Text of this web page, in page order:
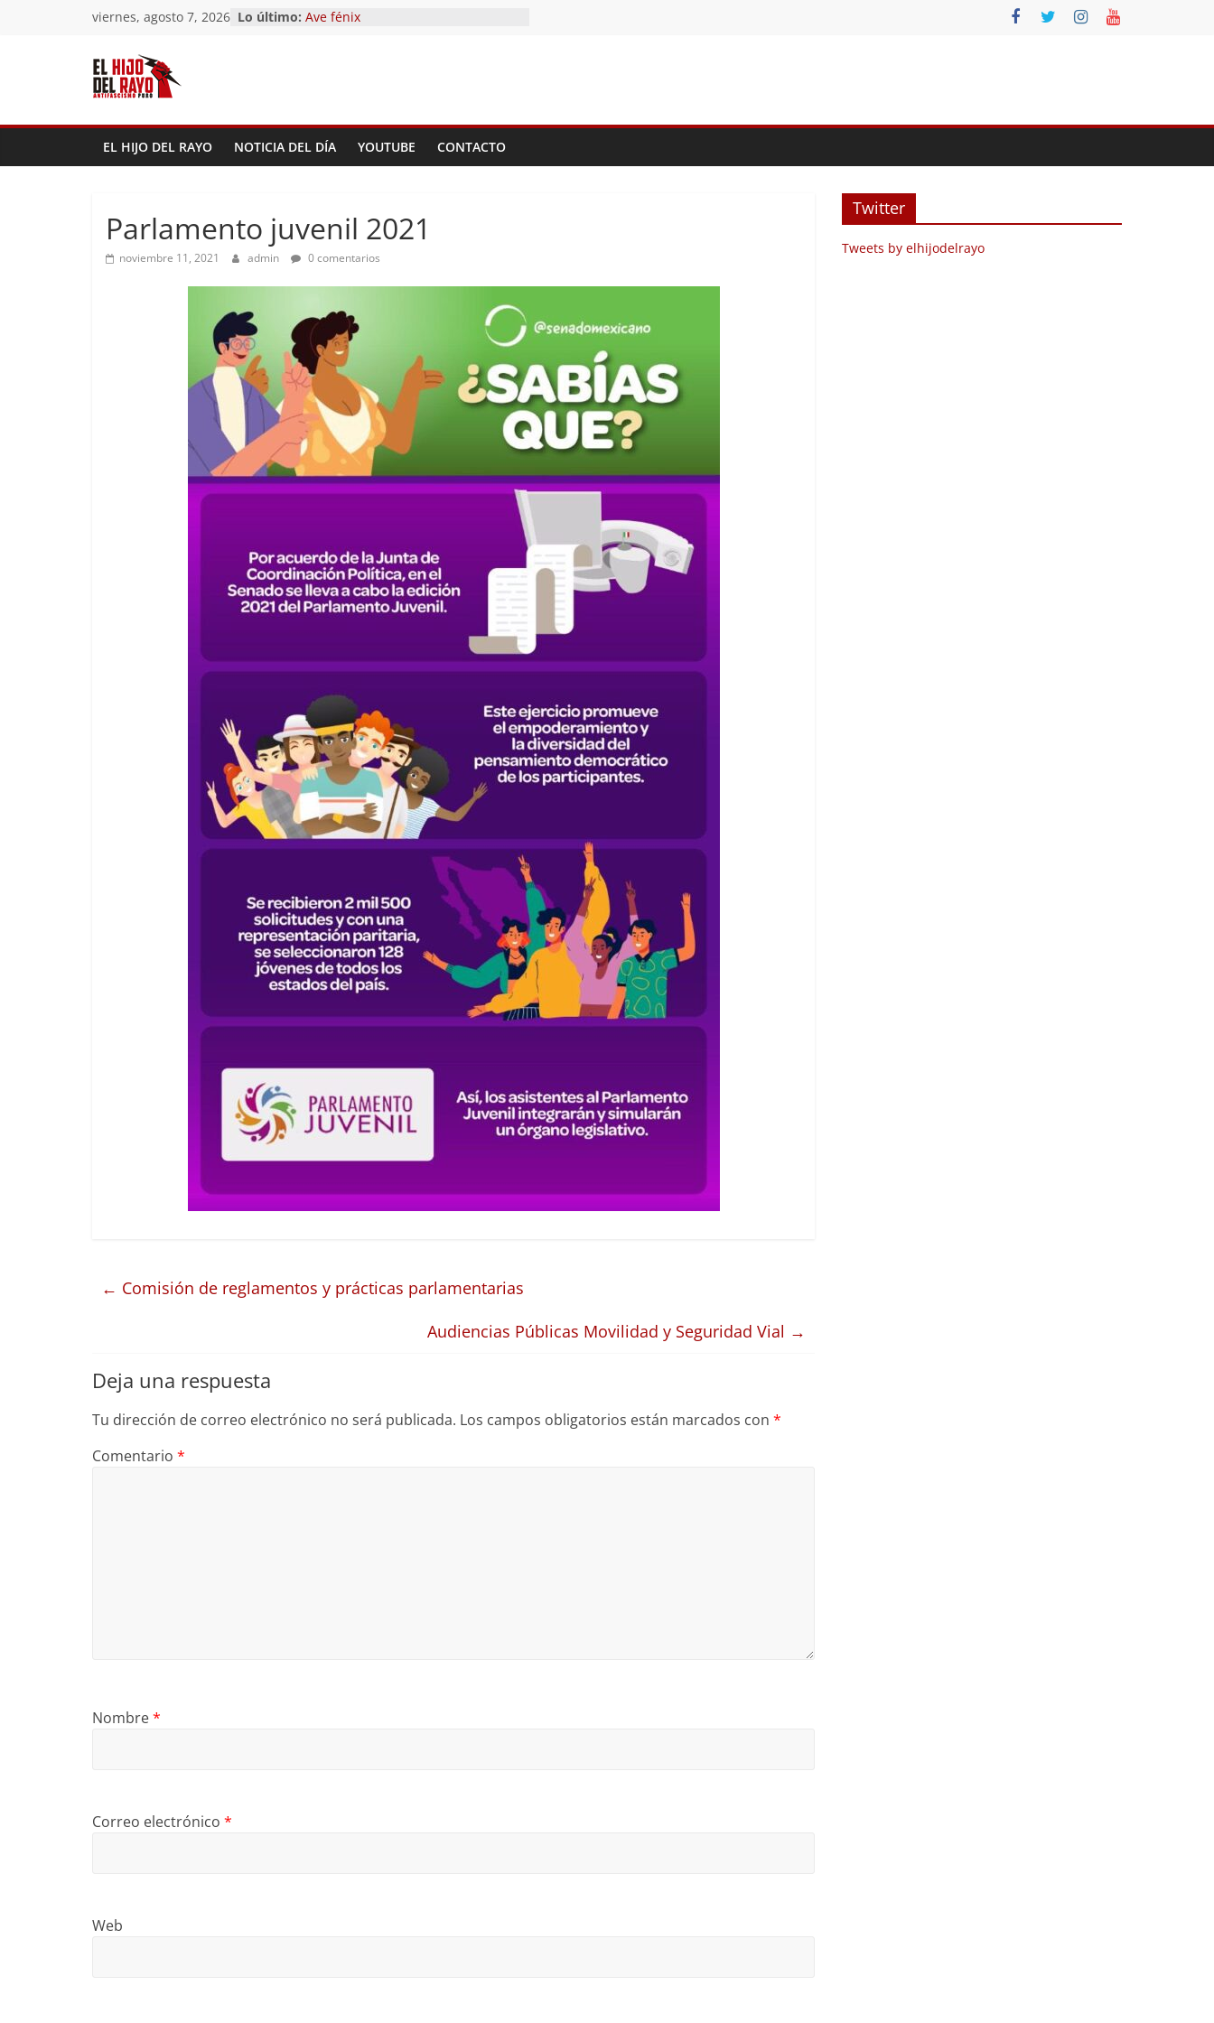
viernes, agosto 7, 2026 Lo último: Pandemonium)
EL HIJO DEL RAYO NOTICIA DEL DÍA YOUTUBE CONTACTO
Parlamento juvenil 2021
noviembre 11, 2021 admin 0 comentarios
← Comisión de reglamentos y prácticas parlamentarias
Audiencias Públicas Movilidad y Seguridad Vial →
Deja una respuesta
Tu dirección de correo electrónico no será publicada. Los campos obligatorios están marcados con *
Comentario *
Nombre*
Correo electrónico *
Web
Twitter
Tweets by elhijodelrayo